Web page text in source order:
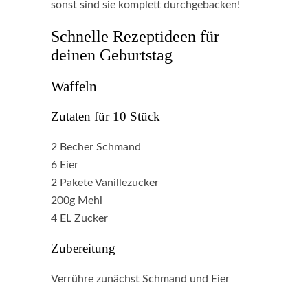
sonst sind sie komplett durchgebacken!
Schnelle Rezeptideen für
deinen Geburtstag
Waffeln
Zutaten für 10 Stück
2 Becher Schmand
6 Eier
2 Pakete Vanillezucker
200g Mehl
4 EL Zucker
Zubereitung
Verrühre zunächst Schmand und Eier